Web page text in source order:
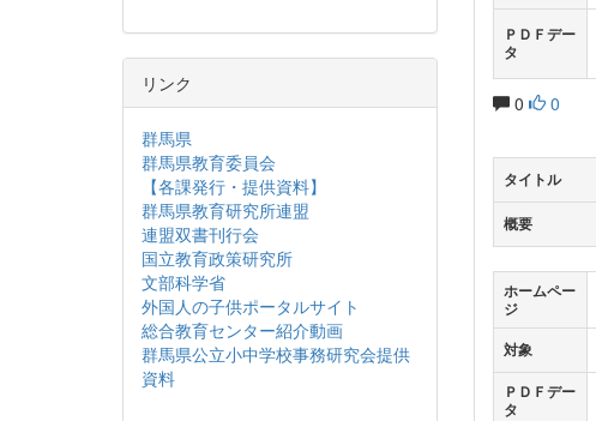
ＰＤＦデー
タ
0 0
タイトル
概要
ホームペー
ジ
対象
ＰＤＦデー
タ
リンク
群馬県
群馬県教育委員会
【各課発行・提供資料】
群馬県教育研究所連盟
連盟双書刊行会
国立教育政策研究所
文部科学省
外国人の子供ポータルサイト
総合教育センター紹介動画
群馬県公立小中学校事務研究会提供
資料